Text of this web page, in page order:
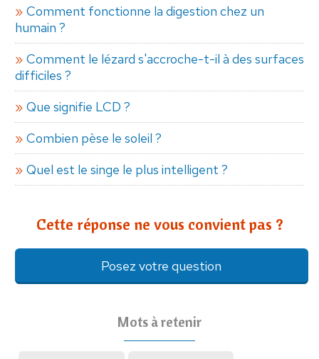
Comment fonctionne la digestion chez un
humain ?
Comment le lézard s'accroche-t-il à des surfaces
difficiles ?
Que signifie LCD ?
Combien pèse le soleil ?
Quel est le singe le plus intelligent ?
Cette réponse ne vous convient pas ?
Posez votre question
Mots à retenir